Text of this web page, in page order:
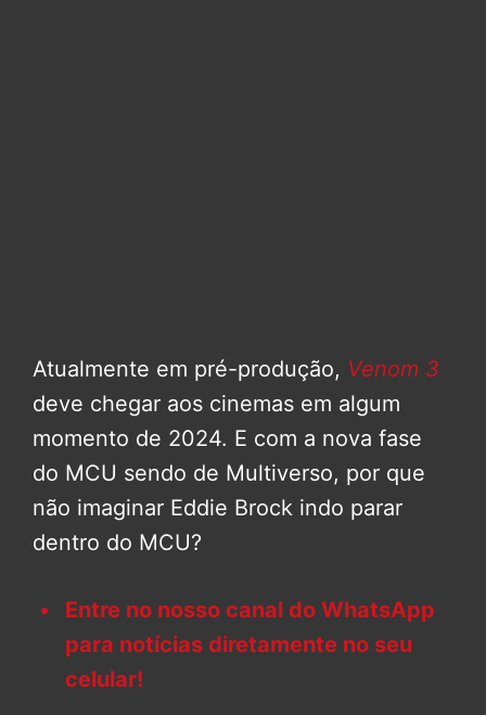
Atualmente em pré-produção, Venom 3
deve chegar aos cinemas em algum
momento de 2024. E com a nova fase
do MCU sendo de Multiverso, por que
não imaginar Eddie Brock indo parar
dentro do MCU?
Entre no nosso canal do WhatsApp
para notícias diretamente no seu
celular!